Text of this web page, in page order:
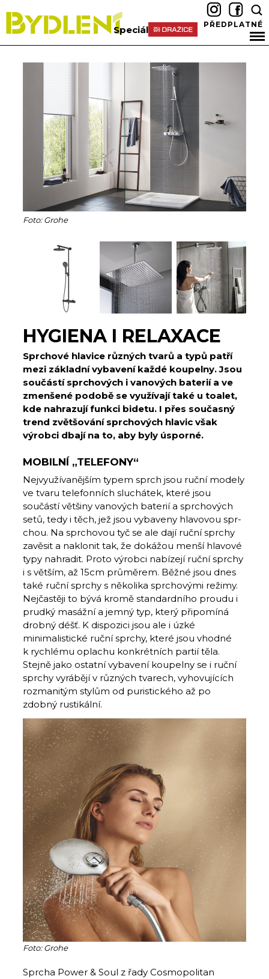
Speciál PŘEDPLATNÉ
Foto: Grohe
HYGIENA I RELAXACE
Sprchové hlavice různých tvarů a typů patří
mezi základní vybavení každé koupelny. Jsou
součástí sprchových i vanových baterií a ve
zmenšené podobě se využívají také u toalet,
kde nahrazují funkci bidetu. I přes současný
trend zvětšování sprchových hlavic však
výrobci dbají na to, aby byly úsporné.
MOBILNÍ „TELEFONY“
Nejvyužívanějším typem sprch jsou ruční modely
ve tvaru telefonních sluchátek, které jsou
součástí většiny vanových baterií a sprchových
setů, tedy i těch, jež jsou vybaveny hlavovou spr­
chou. Na sprchovou tyč se ale dají ruční sprchy
zavěsit a naklonit tak, že dokážou menší hlavové
typy nahradit. Proto výrobci nabízejí ruční sprchy
i s větším, až 15cm průměrem. Běžné jsou dnes
také ruční sprchy s několika sprchovými režimy.
Nejčastěji to bývá kromě standardního proudu i
prudký masážní a jemný typ, který připomíná
drobný déšť. K dispozici jsou ale i úzké
minimalistické ruční sprchy, které jsou vhodné
k rychlému oplachu konkrétních partií těla.
Stejně jako ostatní vybavení koupelny se i ruční
sprchy vyrábějí v různých tvarech, vyhovujících
rozmanitým stylům od puristického až po
zdobný rustikální.
Foto: Grohe
Sprcha Power & Soul z řady Cosmopolitan